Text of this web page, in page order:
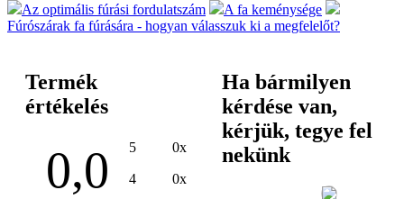
Az optimális fúrási fordulatszám
A fa keménysége
Fúrószárak fa fúrására - hogyan válasszuk ki a megfelelőt?
Termék
értékelés
0,0 5 0x
4 0x
Ha bármilyen
kérdése van,
kérjük, tegye fel
nekünk